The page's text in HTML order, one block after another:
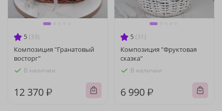
5 (33)
Композиция "Гранатовый
восторг"
В наличии
12 370 ₽
5 (31)
Композиция "Фруктовая
сказка"
В наличии
6 990 ₽